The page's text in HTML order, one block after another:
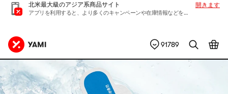
北米最大級のアジア系商品サイト
アプリを利用すると、より多くのキャンペーンや在庫情報などを入手できます
開きます
91789